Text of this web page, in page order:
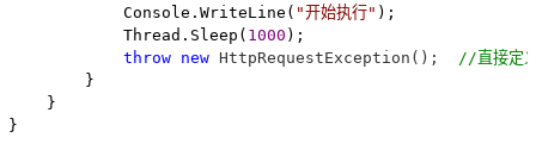
            Console.WriteLine(
"开始执行" );
            Thread.Sleep(
1000 );
throw new HttpRequestException(); // 直接定
        }
    }
}